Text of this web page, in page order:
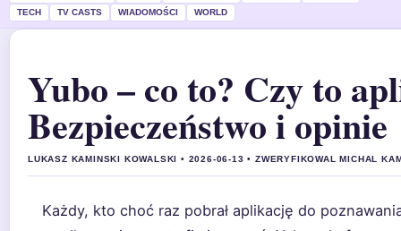
TECH
TV CASTS WIADOMOŚCI WORLD
Yubo – co to? Czy to
Bezpieczeństwo i opinie
LUKASZ KAMINSKI KOWALSKI • 2026-06-13 • ZWERYFIKOWAL MICHAL
Każdy, kto choć raz pobrał aplikację do